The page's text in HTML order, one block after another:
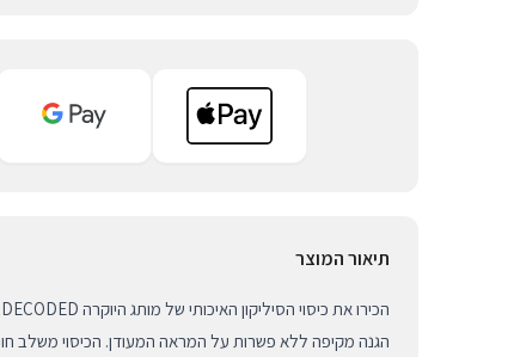
תיאור המוצר
הגנה מקיפה ללא פשרות על המראה המעודן. הכיסוי משלב